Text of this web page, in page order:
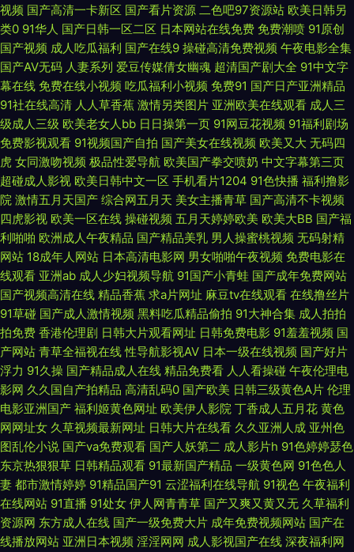
频福利区 91福利电影 超碰精品久久 国产精品八戒碰 精品在线日本有码 免费
看91网站 日韩情色毛片 香蕉视频亚洲国产 91黄色直播网站 97在线观看 成人
三级网站免费 韩国青草福利视频 玖玖精品 青青操影院 偷拍五月天西瓜 51豆
花今日福利 av91网址导航 超碰网友自拍 国产黄色片 九九成人伊人 蜜臀91中
文 人人艹人人摸 色中色尹人影院 在线免费看91 97色偷偷 超碰夜夜肏 国产
三级在线观看 久久情爱网 日韩人妻导航 午夜av资源 自慰自拍 91在线不卡
超碰人妻97在线 蜜桃无线传媒 天天操天天添 AV91第3页 欧美第四页 五月丁
香视频导航 丁香久久导航 狼人综合成人网 日逼中文字幕 午夜激情爽 91成全
免费看 国产网站黄色 美女喷水网址 日韩国产传媒 午夜福利58 91华人精品在
线 俺五月激情 国产精品良家 久热草福利导航 人碰人操 香蕉视频黄下载 91精
品国产白丝 A片日韩 国产视频欧美 久久国产豆花视频 人妻超碰99 天天鲁天
天操 综合av另类 97超碰碰碰碰碰 国产51自拍 精品一二一日韩 欧美色图第
一页 婷婷五月天AV 影音先锋自拍在线 91伊人超碰在线 超碰在线资源站 国产
人妖系列 伦理网址 日韩日逼网 亚洲国产精华 91九色绿帽夫妻 操美女软件18
视频 国产高清一卡新区 国产看片资源 二色吧97资源站 欧美日韩另
类0 91华人 国产日韩一区二区 日本网站在线免费 免费潮喷 91原创
国产视频 成人吃瓜福利 国产在线9 操碰高清免费视频 午夜电影全集
国产AV无码 人妻系列 爱豆传媒倩女幽魂 超清国产剧大全 91中文字
幕在线 免费在线小视频 吃瓜福利小视频 免费91 国产日产亚洲精品
91社在线高清 人人草香蕉 激情另类图片 亚洲欧美在线观看 成人三
级成人三级 欧美老女人bb 日日操第一页 91网豆花视频 91福利剧场
免费影视观看 91视频国产自拍 国产美女在线视频 欧美又大 无码四
虎 女同激吻视频 极品性爱导航 欧美国产拳交喷奶 中文字幕第三页
超碰成人影视 欧美日韩中文一区 手机看片1204 91色快播 福利撸影
院 激情五月天国产 综合网五月天 美女主播青草 国产高清不卡视频
四虎影视 欧美一区在线 操碰视频 五月天婷婷欧美 欧美大BB 国产福
利啪啪 欧洲成人午夜精品 国产精品美乳 男人操蜜桃视频 无码射精
网站 18成年人网站 日本高清电影网 男女啪啪午夜视频 免费电影在
线观看 亚洲ab 成人少妇视频导航 91国产小青蛙 国产成年免费网站
国产视频高清在线 精品香蕉 求a片网址 麻豆tv在线观看 在线撸丝片
91草碰 国产成人激情视频 黑料吃瓜精品偷拍 91大神合集 成人拍拍
拍免费 香港伦理剧 日韩大片观看网址 日韩免费电影 91羞羞视频 国
产网站 青草全福视在线 性导航影视AV 日本一级在线视频 国产好片
浮力 91久操 国产精品成人在线 精品免费看 人人看操碰 午夜伦理电
影网 久久国自产拍精品 高清乱码0 国产欧美 日韩三级黄色A片 伦理
电影亚洲国产 福利姬黄色网址 欧美伊人影院 丁香成人五月花 黄色
网网址女 久草视频最新网址 日韩大片在线看 久久亚洲人成 亚州色
图乱伦小说 国产va免费观看 国产人妖第二 成人影片h 91色婷婷瑟色
东京热狠狠草 日韩精品观看 91最新国产精品 一级黄色网 91色色人
妻 都市激情婷婷 91精品国产91 云涩福利在线导航 91视色 午夜福利
在线网站 91直播 91处女 伊人网青青草 国产又爽又黄又无 久草福利
资源网 东方成人在线 国产一级免费大片 成年免费视频网站 国产在
线播放网站 亚洲日本视频 淫淫网网 成人影视国产在线 深夜福利网